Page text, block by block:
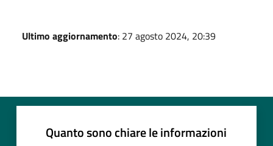
Ultimo aggiornamento: 27 agosto 2024, 20:39
Quanto sono chiare le informazioni